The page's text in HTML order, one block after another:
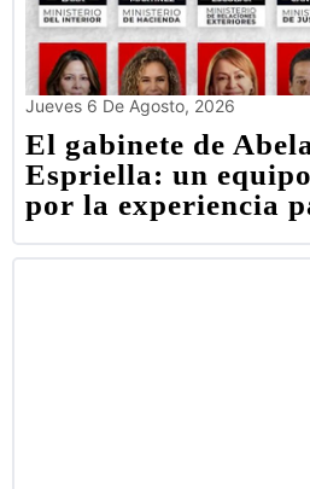
Jueves 6 De Agosto, 2026
El gabinete de
Espriella: un
por la experiencia